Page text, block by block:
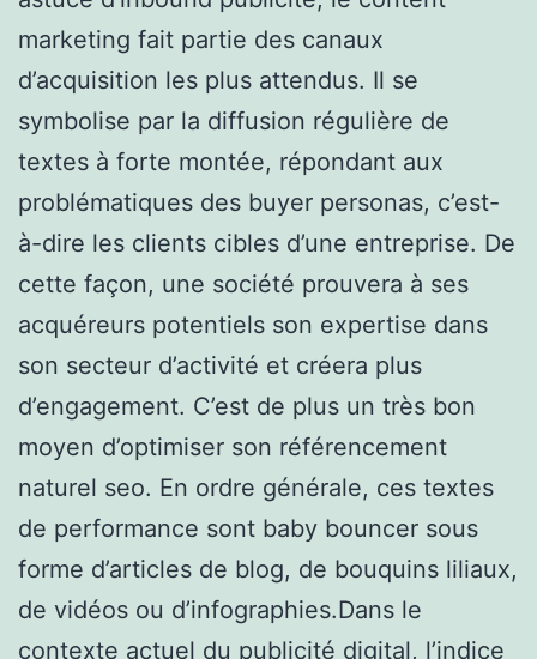
marketing fait partie des canaux
d’acquisition les plus attendus. Il se
symbolise par la diffusion régulière de
textes à forte montée, répondant aux
problématiques des buyer personas, c’est-
à-dire les clients cibles d’une entreprise. De
cette façon, une société prouvera à ses
acquéreurs potentiels son expertise dans
son secteur d’activité et créera plus
d’engagement. C’est de plus un très bon
moyen d’optimiser son référencement
naturel seo. En ordre générale, ces textes
de performance sont baby bouncer sous
forme d’articles de blog, de bouquins liliaux,
de vidéos ou d’infographies.Dans le
contexte actuel du publicité digital, l’indice